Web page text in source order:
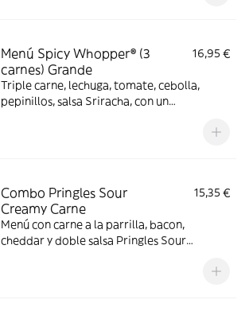
Menú Spicy Whopper® (3
carnes) Grande
16,95 €
Triple carne, lechuga, tomate, cebolla,
pepinillos, salsa Sriracha, con un
Combo Pringles Sour
Creamy Carne
15,35 €
Menú con carne a la parrilla, bacon,
cheddar y doble salsa Pringles Sour